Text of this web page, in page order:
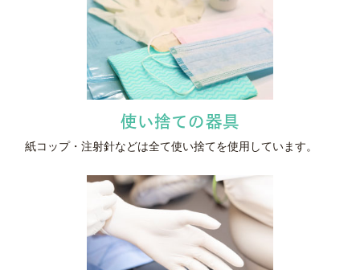
使い捨ての器具
紙コップ・注射針などは全て使い捨てを使用しています。